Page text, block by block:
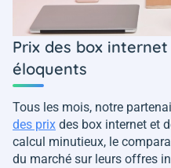
Prix des box
éloquents
Tous les mois, notre
des prix des box internet et
calcul minutieux, le
du marché sur leurs offres